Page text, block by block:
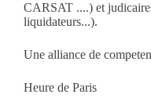
CARSAT ....) et
liquidateurs...).
Une alliance de
Heure de Paris